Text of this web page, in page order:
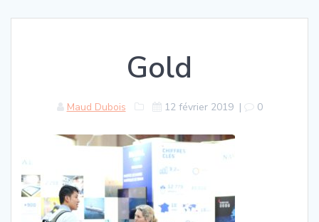
Gold
Maud Dubois 12 février 2019| 0